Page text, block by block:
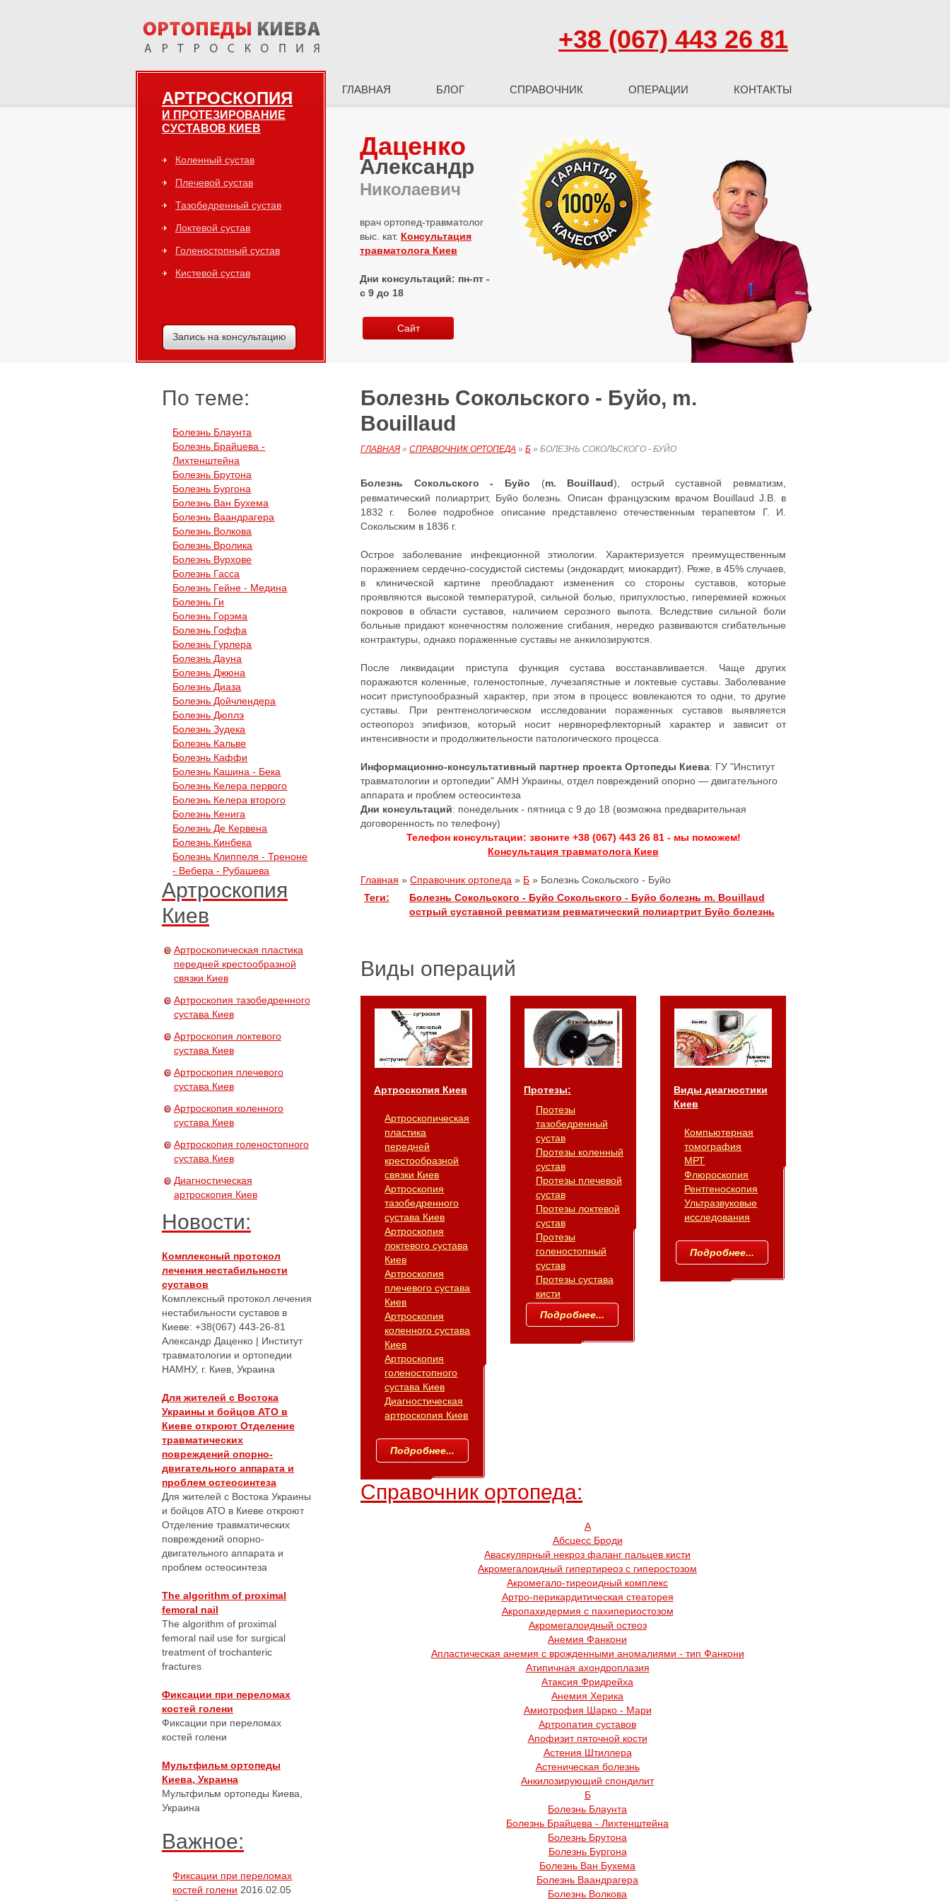
+38 (067) 443 26 81
ГЛАВНАЯ БЛОГ СПРАВОЧНИК ОПЕРАЦИИ КОНТАКТЫ
АРТРОСКОПИЯ
И ПРОТЕЗИРОВАНИЕ
СУСТАВОВ КИЕВ
Коленный сустав
Плечевой сустав
Тазобедренный сустав
Локтевой сустав
Голеностопный сустав
Кистевой сустав
Запись на консультацию
Даценко
Александр
Николаевич
врач ортопед-травматолог
выс. кат. Консультация
травматолога Киев
Дни консультаций: пн-пт -
с 9 до 18
Сайт
По теме:
Болезнь Блаунта
Болезнь Брайцева -
Лихтенштейна
Болезнь Брутона
Болезнь Бургона
Болезнь Ван Бухема
Болезнь Ваандрагера
Болезнь Волкова
Болезнь Вролика
Болезнь Вурхове
Болезнь Гасса
Болезнь Гейне - Медина
Болезнь Ги
Болезнь Горэма
Болезнь Гоффа
Болезнь Гурлера
Болезнь Дауна
Болезнь Джюна
Болезнь Диаза
Болезнь Дойчлендера
Болезнь Дюплэ
Болезнь Зудека
Болезнь Кальве
Болезнь Каффи
Болезнь Кашина - Бека
Болезнь Келера первого
Болезнь Келера второго
Болезнь Кенига
Болезнь Де Кервена
Болезнь Кинбека
Болезнь Клиппеля - Треноне
- Вебера - Рубашева
Артроскопия
Киев
Артроскопическая пластика
передней крестообразной
связки Киев
Артроскопия тазобедренного
сустава Киев
Артроскопия локтевого
сустава Киев
Артроскопия плечевого
сустава Киев
Артроскопия коленного
сустава Киев
Артроскопия голеностопного
сустава Киев
Диагностическая
артроскопия Киев
Новости:
Комплексный протокол
лечения нестабильности
суставов
Комплексный протокол лечения
нестабильности суставов в
Киеве: +38(067) 443-26-81
Александр Даценко | Институт
травматологии и ортопедии
НАМНУ, г. Киев, Украина
Для жителей с Востока
Украины и бойцов АТО в
Киеве откроют Отделение
травматических
повреждений опорно-
двигательного аппарата и
проблем остеосинтеза
Для жителей с Востока Украины
и бойцов АТО в Киеве откроют
Отделение травматических
повреждений опорно-
двигательного аппарата и
проблем остеосинтеза
The algorithm of proximal
femoral nail
The algorithm of proximal
femoral nail use for surgical
treatment of trochanteric
fractures
Фиксации при переломах
костей голени
Фиксации при переломах
костей голени
Мультфильм ортопеды
Киева, Украина
Мультфильм ортопеды Киева,
Украина
Важное:
Фиксации при переломах
костей голени 2016.02.05
Болезнь Сокольского - Буйо, m.
Bouillaud
ГЛАВНАЯ » СПРАВОЧНИК ОРТОПЕДА » Б » БОЛЕЗНЬ СОКОЛЬСКОГО - БУЙО
Болезнь Сокольского - Буйо (m. Bouillaud), острый суставной ревматизм,
ревматический полиартрит, Буйо болезнь. Описан французским врачом Bouillaud J.B. в
1832 г. Более подробное описание представлено отечественным терапевтом Г. И.
Сокольским в 1836 г.
Острое заболевание инфекционной этиологии. Характеризуется преимущественным
поражением сердечно-сосудистой системы (эндокардит, миокардит). Реже, в 45% случаев,
в клинической картине преобладают изменения со стороны суставов, которые
проявляются высокой температурой, сильной болью, припухлостью, гиперемией кожных
покровов в области суставов, наличием серозного выпота. Вследствие сильной боли
больные придают конечностям положение сгибания, нередко развиваются сгибательные
контрактуры, однако пораженные суставы не анкилозируются.
После ликвидации приступа функция сустава восстанавливается. Чаще других
поражаются коленные, голеностопные, лучезапястные и локтевые суставы. Заболевание
носит приступообразный характер, при этом в процесс вовлекаются то одни, то другие
суставы. При рентгенологическом исследовании пораженных суставов выявляется
остеопороз эпифизов, который носит нервнорефлекторный характер и зависит от
интенсивности и продолжительности патологического процесса.
Информационно-консультативный партнер проекта Ортопеды Киева: ГУ "Институт
травматологии и ортопедии" АМН Украины, отдел повреждений опорно — двигательного
аппарата и проблем остеосинтеза
Дни консультаций: понедельник - пятница с 9 до 18 (возможна предварительная
договоренность по телефону)
Телефон консультации: звоните +38 (067) 443 26 81 - мы поможем!
Консультация травматолога Киев
Главная » Справочник ортопеда » Б » Болезнь Сокольского - Буйо
Теги:
Болезнь Сокольского - Буйо Сокольского - Буйо болезнь m. Bouillaud
острый суставной ревматизм ревматический полиартрит Буйо болезнь
Виды операций
Артроскопия Киев
Артроскопическая
пластика
передней
крестообразной
связки Киев
Артроскопия
тазобедренного
сустава Киев
Артроскопия
локтевого сустава
Киев
Артроскопия
плечевого сустава
Киев
Артроскопия
коленного сустава
Киев
Артроскопия
голеностопного
сустава Киев
Диагностическая
артроскопия Киев
Подробнее...
Протезы:
Протезы
тазобедренный
сустав
Протезы коленный
сустав
Протезы плечевой
сустав
Протезы локтевой
сустав
Протезы
голеностопный
сустав
Протезы сустава
кисти
Подробнее...
Виды диагностики
Киев
Компьютерная
томография
МРТ
Флюроскопия
Рентгеноскопия
Ультразвуковые
исследования
Подробнее...
Справочник ортопеда:
А
Абсцесс Броди
Аваскулярный некроз фаланг пальцев кисти
Акромегалоидный гипертиреоз с гиперостозом
Акромегало-тиреоидный комплекс
Артро-перикардитическая стеаторея
Акропахидермия с пахипериостозом
Акромегалоидный остеоз
Анемия Фанкони
Апластическая анемия с врожденными аномалиями - тип Фанкони
Атипичная ахондроплазия
Атаксия Фридрейха
Анемия Херика
Амиотрофия Шарко - Мари
Артропатия суставов
Апофизит пяточной кости
Астения Штиллера
Астеническая болезнь
Анкилозирующий спондилит
Б
Болезнь Блаунта
Болезнь Брайцева - Лихтенштейна
Болезнь Брутона
Болезнь Бургона
Болезнь Ван Бухема
Болезнь Ваандрагера
Болезнь Волкова